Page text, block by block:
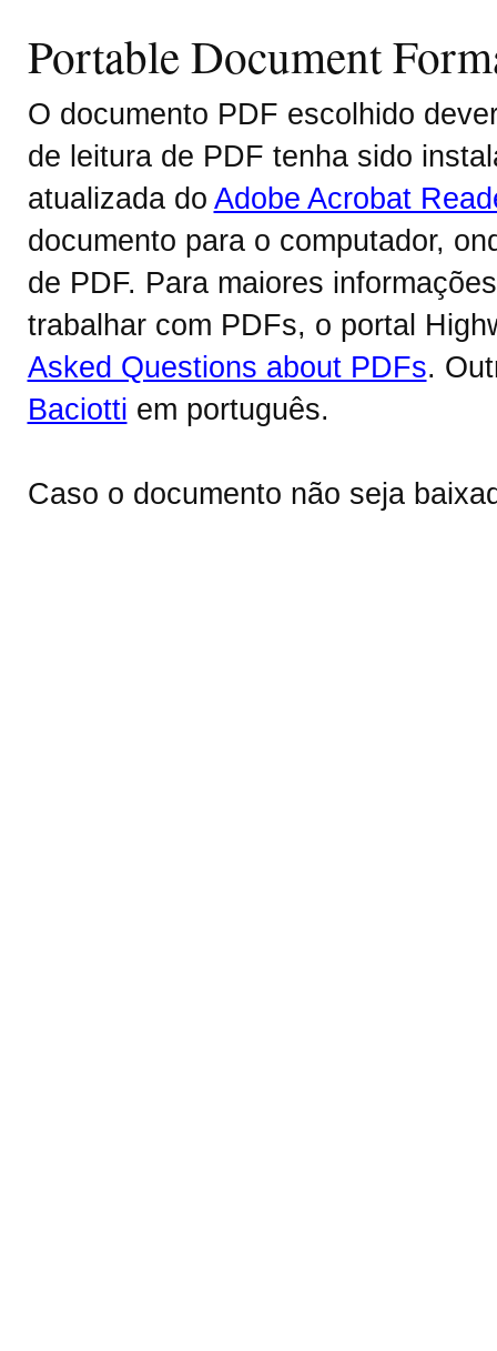
Portable Document
O documento PDF escolhido
de leitura de PDF tenha sido
atualizada do Adobe Acrobat
documento para o computador,
de PDF. Para maiores
trabalhar com PDFs, o portal
Asked Questions about PDFs.
Baciotti em português.
Caso o documento não seja